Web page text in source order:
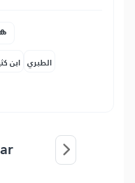
ابن الطبري